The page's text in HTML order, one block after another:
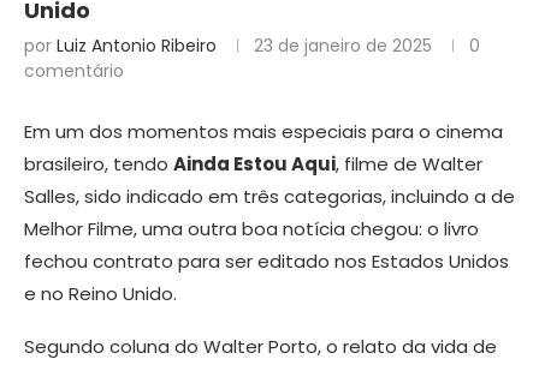
Unido
por Luiz Antonio Ribeiro 23 de janeiro de 2025
0
comentário
Em um dos momentos mais especiais para o cinema
brasileiro, tendo Ainda Estou Aqui, filme de Walter
Salles, sido indicado em três categorias, incluindo a de
Melhor Filme, uma outra boa notícia chegou: o livro
fechou contrato para ser editado nos Estados Unidos
e no Reino Unido.
Segundo coluna do Walter Porto, o relato da vida de